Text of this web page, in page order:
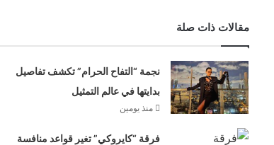
مقالات ذات صلة
نجمة “التفاح الحرام” تكشف تفاصيل
بدايتها في عالم التمثيل
منذ يومين
فرقة “كايروكي” تغير قواعد منافسة